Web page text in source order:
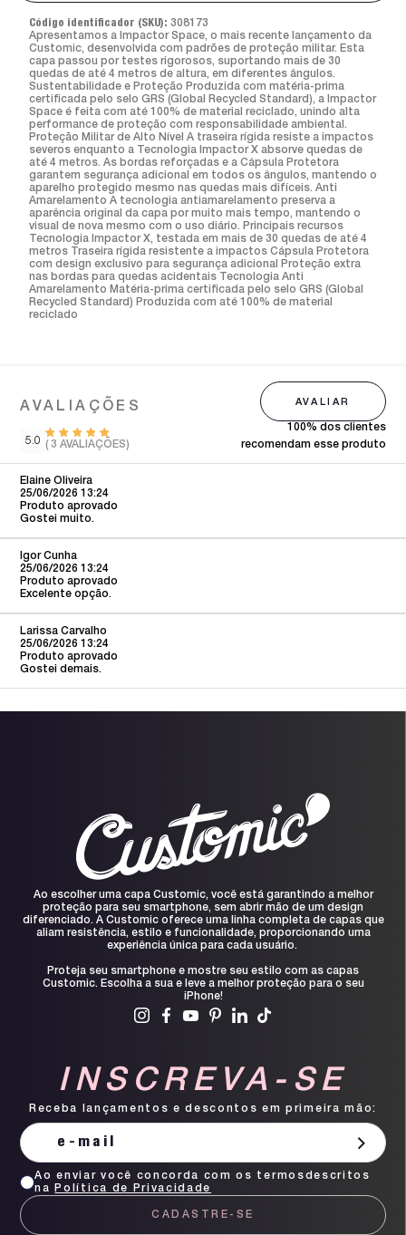
Código identificador (SKU): 308173
Apresentamos a Impactor Space, o mais recente lançamento da
Customic, desenvolvida com padrões de proteção militar. Esta
capa passou por testes rigorosos, suportando mais de 30
quedas de até 4 metros de altura, em diferentes ângulos.
Sustentabilidade e Proteção Produzida com matéria-prima
certificada pelo selo GRS (Global Recycled Standard), a Impactor
Space é feita com até 100% de material reciclado, unindo alta
performance de proteção com responsabilidade ambiental.
Proteção Militar de Alto Nível A traseira rígida resiste a impactos
severos enquanto a Tecnologia Impactor X absorve quedas de
até 4 metros. As bordas reforçadas e a Cápsula Protetora
garantem segurança adicional em todos os ângulos, mantendo o
aparelho protegido mesmo nas quedas mais difíceis. Anti
Amarelamento A tecnologia antiamarelamento preserva a
aparência original da capa por muito mais tempo, mantendo o
visual de nova mesmo com o uso diário. Principais recursos
Tecnologia Impactor X, testada em mais de 30 quedas de até 4
metros Traseira rígida resistente a impactos Cápsula Protetora
com design exclusivo para segurança adicional Proteção extra
nas bordas para quedas acidentais Tecnologia Anti
Amarelamento Matéria-prima certificada pelo selo GRS (Global
Recycled Standard) Produzida com até 100% de material
reciclado
5.0 ( 3 AVALIAÇÕES)
100% dos clientes
recomendam esse produto
Elaine Oliveira
25/06/2026 13:24
Produto aprovado
Gostei muito.
Igor Cunha
25/06/2026 13:24
Produto aprovado
Excelente opção.
Larissa Carvalho
25/06/2026 13:24
Produto aprovado
Gostei demais.
Ao escolher uma capa Customic, você está garantindo a melhor
proteção para seu smartphone, sem abrir mão de um design
diferenciado. A Customic oferece uma linha completa de capas que
aliam resistência, estilo e funcionalidade, proporcionando uma
experiência única para cada usuário.
Proteja seu smartphone e mostre seu estilo com as capas
Customic. Escolha a sua e leve a melhor proteção para o seu
iPhone!
INSCREVA-SE
Receba lançamentos e descontos em primeira mão:
CADASTRE-SE
Ao enviar você concorda com os termosdescritos
na
Política de Privacidade